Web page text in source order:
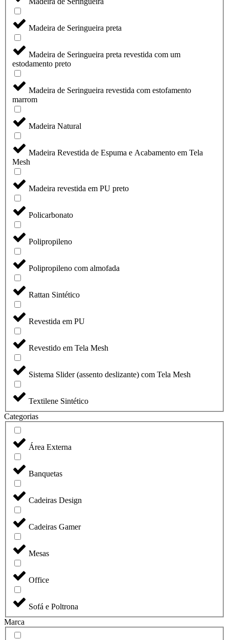
Madeira de Seringueira preta
Madeira de Seringueira preta revestida com um
estodamento preto
Madeira de Seringueira revestida com estofamento
marrom
Madeira Natural
Madeira Revestida de Espuma e Acabamento em Tela
Mesh
Madeira revestida em PU preto
Policarbonato
Polipropileno
Polipropileno com almofada
Rattan Sintético
Revestida em PU
Revestido em Tela Mesh
Sistema Slider (assento deslizante) com Tela Mesh
Textilene Sintético
Categorias
Área Externa
Banquetas
Cadeiras Design
Cadeiras Gamer
Mesas
Office
Sofá e Poltrona
Marca